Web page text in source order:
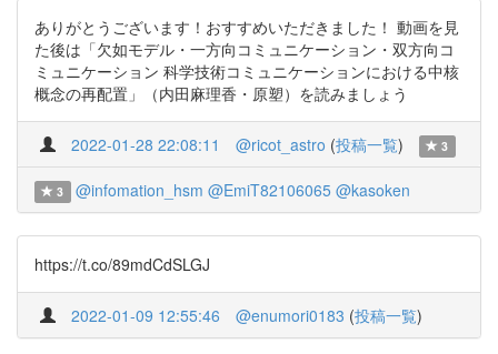
ありがとうございます！おすすめいただきました！ 動画を見
た後は「欠如モデル・一方向コミュニケーション・双方向コ
ミュニケーション 科学技術コミュニケーションにおける中核
概念の再配置」（内田麻理香・原塑）を読みましょう
2022-01-28 22:08:11 @ricot_astro (投稿一覧) 3
3 @infomation_hsm @EmiT82106065 @kasoken
https://t.co/89mdCdSLGJ
2022-01-09 12:55:46 @enumori0183 (投稿一覧)